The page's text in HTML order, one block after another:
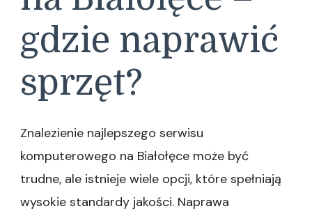
gdzie naprawić
sprzęt?
Znalezienie najlepszego serwisu
komputerowego na Białołęce może być
trudne, ale istnieje wiele opcji, które spełniają
wysokie standardy jakości. Naprawa